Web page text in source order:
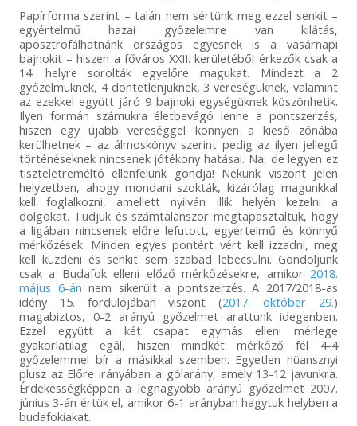
Papírforma szerint – talán nem sértünk meg ezzel senkit –
egyértelmű hazai győzelemre van kilátás,
aposztrofálhatnánk országos egyesnek is a vasárnapi
bajnokit – hiszen a főváros XXII. kerületéből érkezők csak a
14. helyre sorolták egyelőre magukat. Mindezt a 2
győzelmüknek, 4 döntetlenjüknek, 3 vereségüknek, valamint
az ezekkel együtt járó 9 bajnoki egységüknek köszönhetik.
Ilyen formán számukra életbevágó lenne a pontszerzés,
hiszen egy újabb vereséggel könnyen a kieső zónába
kerülhetnek – az álmoskönyv szerint pedig az ilyen jellegű
történéseknek nincsenek jótékony hatásai. Na, de legyen ez
tiszteletreméltó ellenfelünk gondja! Nekünk viszont jelen
helyzetben, ahogy mondani szokták, kizárólag magunkkal
kell foglalkozni, amellett nyilván illik helyén kezelni a
dolgokat. Tudjuk és számtalanszor megtapasztaltuk, hogy
a ligában nincsenek előre lefutott, egyértelmű és könnyű
mérkőzések. Minden egyes pontért vért kell izzadni, meg
kell küzdeni és senkit sem szabad lebecsülni. Gondoljunk
csak a Budafok elleni előző mérkőzésekre, amikor 2018.
május 6-án nem sikerült a pontszerzés. A 2017/2018-as
idény 15. fordulójában viszont (2017. október 29.)
magabiztos, 0-2 arányú győzelmet arattunk idegenben.
Ezzel együtt a két csapat egymás elleni mérlege
gyakorlatilag egál, hiszen mindkét mérkőző fél 4-4
győzelemmel bír a másikkal szemben. Egyetlen nüansznyi
plusz az Előre irányában a gólarány, amely 13-12 javunkra.
Érdekességképpen a legnagyobb arányú győzelmet 2007.
június 3-án értük el, amikor 6-1 arányban hagytuk helyben a
budafokiakat.